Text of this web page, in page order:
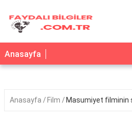
Anasayfa
Anasayfa Film Masumiyet filminin